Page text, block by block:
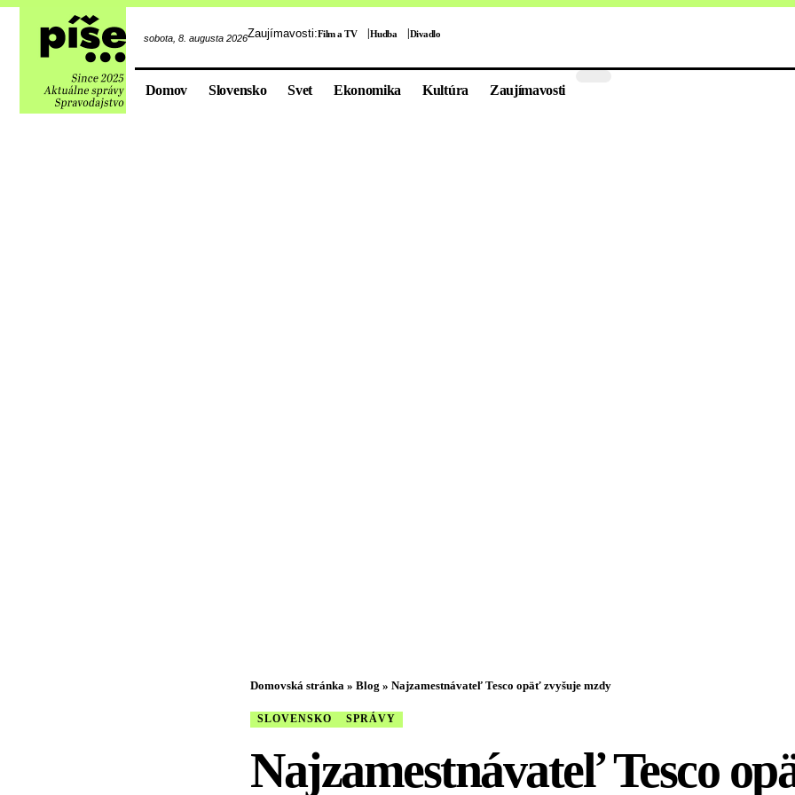
sobota, 8. augusta 2026Zaujímavosti:Film a TV Hudba Divadlo
Domov Slovensko Svet Ekonomika Kultúra Zaujímavosti
Domovská stránka » Blog » Najzamestnávateľ Tesco opäť zvyšuje mzdy
SLOVENSKO SPRÁVY
Najzamestnávateľ Tesco